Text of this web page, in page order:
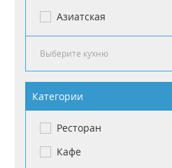
Азиатская
Категории
Ресторан
Кафе